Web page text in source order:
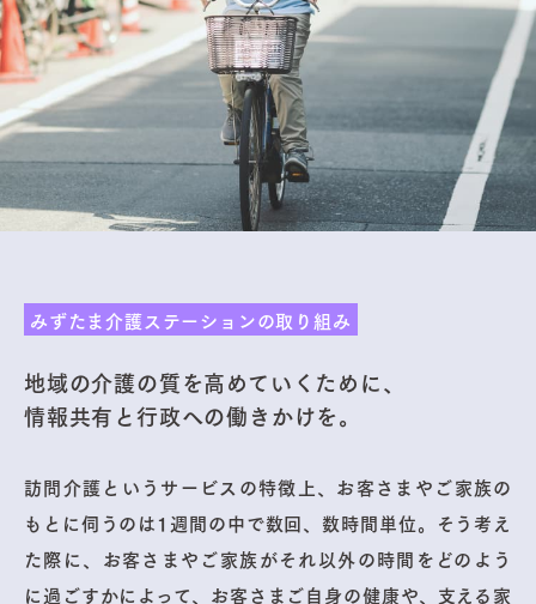
みずたま介護ステーションの取り組み
地域の介護の質を高めていくために、
情報共有と行政への働きかけを。
訪問介護というサービスの特徴上、お客さまやご家族の
もとに伺うのは1週間の中で数回、数時間単位。そう考え
た際に、お客さまやご家族がそれ以外の時間をどのよう
に過ごすかによって、お客さまご自身の健康や、支える家